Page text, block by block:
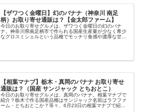
【ザワつく金曜日】幻のバナナ（神奈川 南足
柄）お取り寄せ通販は？【金太郎ファーム】
今日のお取り寄せグルメは、ザワつく金曜日の幻のバナ
ナ。神奈川県南足柄市で作られる国産生産量が少なく希少
なグロスミシェルという品種でモッチリ食感や濃厚な甘さ
【相葉マナブ】栃木・真岡のバナナ お取り寄せ
通販は？（国産 サンジャック とちおとこ）
今日のお取り寄せグルメは、真岡のバナナ。相葉マナブで
紹介？栃木で作る国産品種はサンジャック名前はラフファ
ーム・とちおとこか？等々、6月23日の相葉マナブで紹介